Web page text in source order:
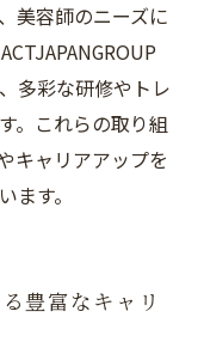
美容師のニーズに
多彩な研修やトレ
。これらの取り組
キャリアアップを
す。
豊富なキャリ